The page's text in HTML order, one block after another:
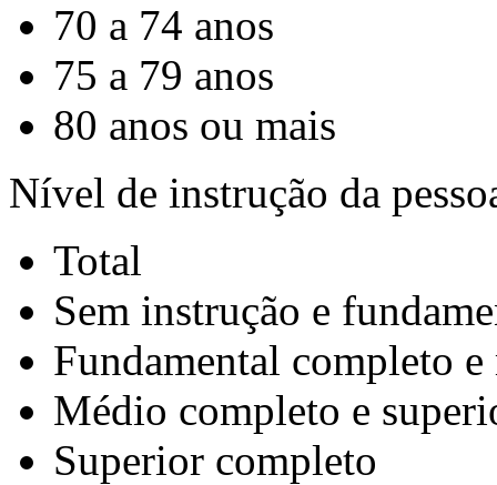
70 a 74 anos
75 a 79 anos
80 anos ou mais
Nível de instrução da
Total
Sem instrução e
Fundamental completo
Médio completo e
Superior completo